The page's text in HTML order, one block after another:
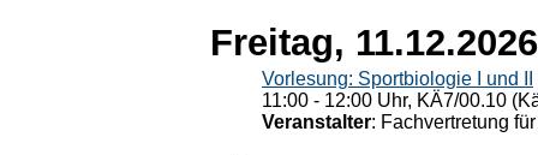
Freitag, 11.12.2026
Vorlesung: Sportbiologie I und II
11:00 - 12:00 Uhr, KÄ7/00.10
Veranstalter: Fachvertretung